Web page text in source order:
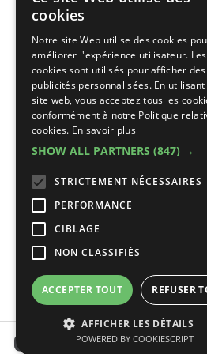
cookies
Notre site Web utilise des cookies
améliorer l'expérience utilisateur. Les
cookies sont utilisés pour afficher des
publicités personnalisées. En
site web, vous acceptez tous les
conformément à notre Politique
cookies. En savoir plus
SHOW ALL PARTNERS (847) →
STRICTEMENT NÉCESSAIRES
PERFORMANCE
CIBLAGE
NON CLASSIFIÉS
ACCEPTER TOUT REFUSER
AFFICHER LES DÉTAILS
POWERED BY COOKIESCRIPT